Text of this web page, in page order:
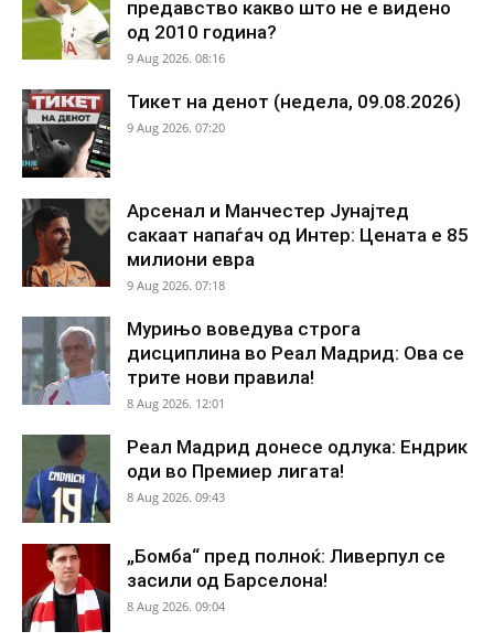
предавство какво што не е видено
од 2010 година?
9 Aug 2026. 08:16
Тикет на денот (недела, 09.08.2026)
9 Aug 2026. 07:20
Арсенал и Манчестер Јунајтед
сакаат напаѓач од Интер: Цената е 85
милиони евра
9 Aug 2026. 07:18
Мурињо воведува строга
дисциплина во Реал Мадрид: Ова се
трите нови правила!
8 Aug 2026. 12:01
Реал Мадрид донесе одлука: Ендрик
оди во Премиер лигата!
8 Aug 2026. 09:43
„Бомба“ пред полноќ: Ливерпул се
засили од Барселона!
8 Aug 2026. 09:04